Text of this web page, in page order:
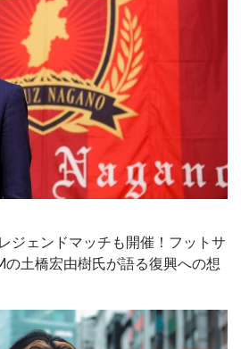
ジェンドマッチも開催！フットサ
の土橋宏由樹氏が語る復興への想